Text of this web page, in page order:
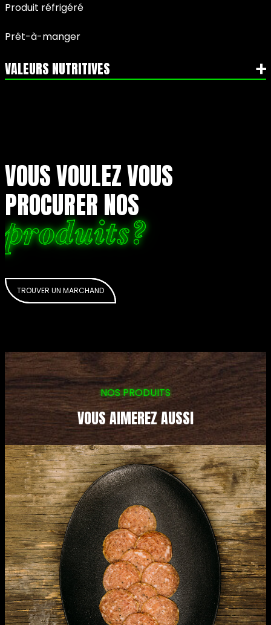
Produit réfrigéré
Prêt-à-manger
VALEURS NUTRITIVES
VOUS VOULEZ VOUS
PROCURER NOS
produits?
TROUVER UN MARCHAND
NOS PRODUITS
VOUS AIMEREZ AUSSI